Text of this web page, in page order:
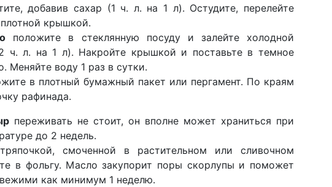
добавив сахар (1 ч. л. на 1 л). Остудите, перелейте
крышкой.
положите в стеклянную посуду и залейте холодной
ч. л. на 1 л). Накройте крышкой и поставьте в темное
Меняйте воду 1 раз в сутки.
в плотный бумажный пакет или пергамент. По краям
рафинада.
переживать не стоит, он вполне может храниться при
до 2 недель.
смоченной в растительном или сливочном
в фольгу. Масло закупорит поры скорлупы и поможет
как минимум 1 неделю.